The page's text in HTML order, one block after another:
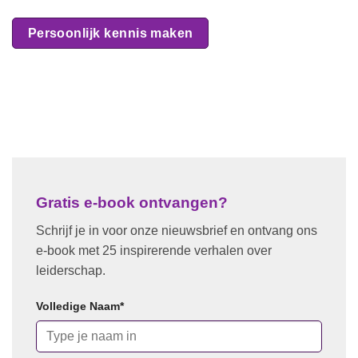
Persoonlijk kennis maken
Gratis e-book ontvangen?
Schrijf je in voor onze nieuwsbrief en ontvang ons
e-book met 25 inspirerende verhalen over
leiderschap.
Volledige Naam*